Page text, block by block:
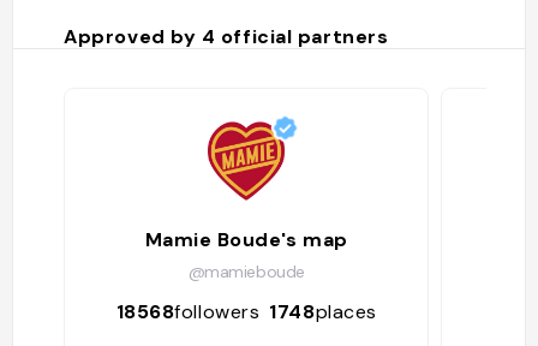
Approved by 4 official partners
Mamie Boude's map
@mamieboude
18568followers 1748places